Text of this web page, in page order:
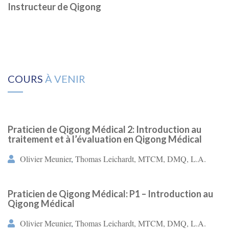
Instructeur de Qigong
COURS À VENIR
Praticien de Qigong Médical 2: Introduction au
traitement et à l’évaluation en Qigong Médical
Olivier Meunier, Thomas Leichardt, MTCM, DMQ, L.A.
Praticien de Qigong Médical: P1 – Introduction au
Qigong Médical
Olivier Meunier, Thomas Leichardt, MTCM, DMQ, L.A.